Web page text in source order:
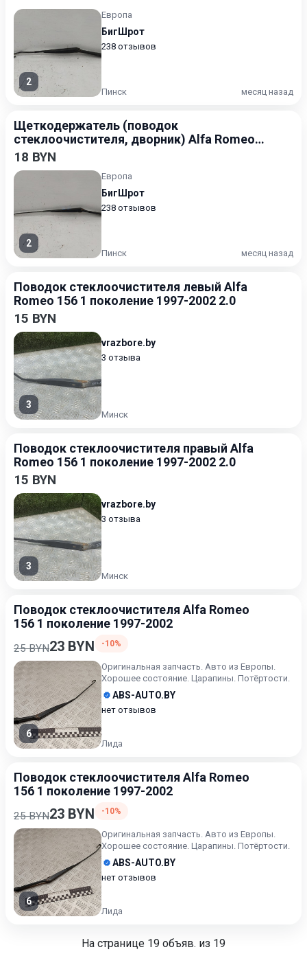
2
Европа
БигШрот
238 отзывов
Пинск месяц назад
Щеткодержатель (поводок
стеклоочистителя, дворник) Alfa Romeo
156 1997-2002
18 BYN
2
Европа
БигШрот
238 отзывов
Пинск месяц назад
Поводок стеклоочистителя левый Alfa
Romeo 156 1 поколение 1997-2002 2.0
15 BYN
3
vrazbore.by
3 отзыва
Минск
Поводок стеклоочистителя правый Alfa
Romeo 156 1 поколение 1997-2002 2.0
15 BYN
3
vrazbore.by
3 отзыва
Минск
Поводок стеклоочистителя Alfa Romeo
156 1 поколение 1997-2002
25 BYN23 BYN -10%
6
Оригинальная запчасть. Авто из Европы.
Хорошее состояние. Царапины. Потёртости.
ABS-AUTO.BY
нет отзывов
Лида
Поводок стеклоочистителя Alfa Romeo
156 1 поколение 1997-2002
25 BYN23 BYN -10%
6
Оригинальная запчасть. Авто из Европы.
Хорошее состояние. Царапины. Потёртости.
ABS-AUTO.BY
нет отзывов
Лида
На странице 19 объяв. из 19